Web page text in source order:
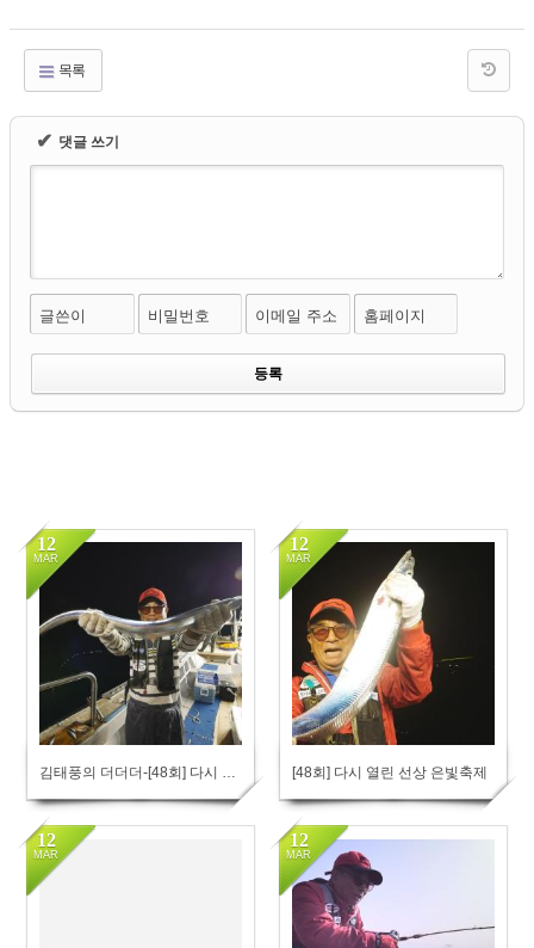
목록
✔ 댓글 쓰기
글쓴이 비밀번호 이메일 주소 홈페이지
12
MAR
[48회] 다시 열린 선상 은빛축제
12
MAR
306
12
MAR
12
MAR